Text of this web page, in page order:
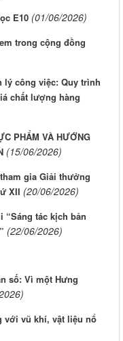
E10 (01/06/2026)
trong cộng đồng
lý công việc: Quy trình
chất lượng hàng
PHẨM VÀ HƯỚNG
(15/06/2026)
gia Giải thưởng
XII (20/06/2026)
“Sáng tác kịch bản
(22/06/2026)
số: Vì một Hưng
với vũ khí, vật liệu nổ